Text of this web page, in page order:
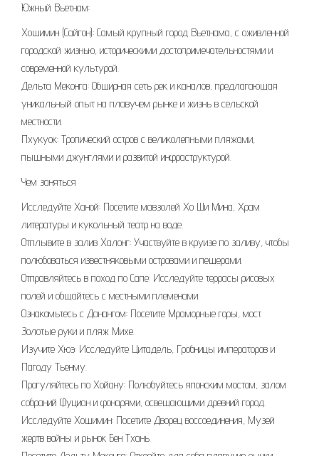
Южный Вьетнам:
Хошимин (Сайгон): Самый крупный город Вьетнама, с оживленной
городской жизнью, историческими достопримечательностями и
современной культурой.
Дельта Меконга: Обширная сеть рек и каналов, предлагающая
уникальный опыт на плавучем рынке и жизнь в сельской
местности.
Пхукуок: Тропический остров с великолепными пляжами,
пышными джунглями и развитой инфраструктурой.
Чем заняться
Исследуйте Ханой: Посетите мавзолей Хо Ши Мина, Храм
литературы и кукольный театр на воде.
Отплывите в залив Халонг: Участвуйте в круизе по заливу, чтобы
полюбоваться известняковыми островами и пещерами.
Отправляйтесь в поход по Сапе: Исследуйте террасы рисовых
полей и общайтесь с местными племенами.
Ознакомьтесь с Данангом: Посетите Мраморные горы, мост
Золотые руки и пляж Михе.
Изучите Хюэ: Исследуйте Цитадель, Гробницы императоров и
Пагоду Тьенму.
Прогуляйтесь по Хойану: Полюбуйтесь японским мостом, залом
собраний Фуциан и фонарями, освещающими древний город.
Исследуйте Хошимин: Посетите Дворец воссоединения, Музей
жертв войны и рынок Бен Тхань.